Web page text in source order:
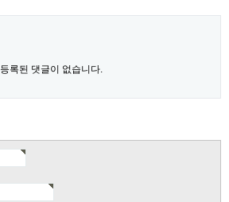
등록된 댓글이 없습니다.